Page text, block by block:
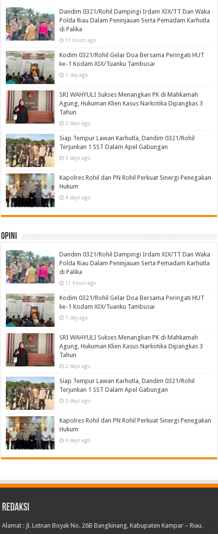
Dandim 0321/Rohil Dampingi Irdam XIX/TT Dan Waka
Polda Riau Dalam Peninjauan Serta Pemadam Karhutla
di Palika
11 hours ago
Kodim 0321/Rohil Gelar Doa Bersama Peringati HUT
ke-1 Kodam XIX/Tuanku Tambusai
1 day ago
SRI WAHYULI Sukses Menangkan PK di Mahkamah
Agung, Hukuman Klien Kasus Narkotika Dipangkas 3
Tahun
2 days ago
Siap Tempur Lawan Karhutla, Dandim 0321/Rohil
Terjunkan 1 SST Dalam Apel Gabungan
3 days ago
Kapolres Rohil dan PN Rohil Perkuat Sinergi Penegakan
Hukum
4 days ago
Opini
Dandim 0321/Rohil Dampingi Irdam XIX/TT Dan Waka
Polda Riau Dalam Peninjauan Serta Pemadam Karhutla
di Palika
11 hours ago
Kodim 0321/Rohil Gelar Doa Bersama Peringati HUT
ke-1 Kodam XIX/Tuanku Tambusai
1 day ago
SRI WAHYULI Sukses Menangkan PK di Mahkamah
Agung, Hukuman Klien Kasus Narkotika Dipangkas 3
Tahun
2 days ago
Siap Tempur Lawan Karhutla, Dandim 0321/Rohil
Terjunkan 1 SST Dalam Apel Gabungan
3 days ago
Kapolres Rohil dan PN Rohil Perkuat Sinergi Penegakan
Hukum
4 days ago
Redaksi
Alamat : Jl. Letnan Boyak No. 26B Bangkinang, Kabupaten Kampar – Riau.